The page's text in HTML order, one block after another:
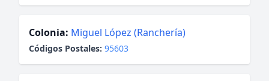
Colonia: Miguel López (Ranchería)
Códigos Postales: 95603